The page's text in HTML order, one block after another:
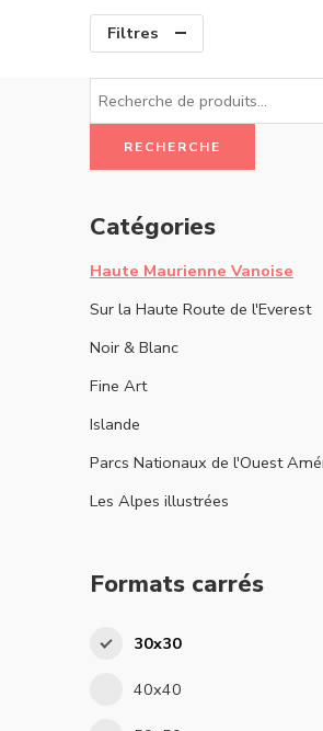
Filtres
RECHERCHE
Catégories
Haute Maurienne Vanoise
Sur la Haute Route de l'Everest
Noir & Blanc
Fine Art
Islande
Parcs Nationaux de l'Ouest
Les Alpes illustrées
Formats carrés
30x30
40x40